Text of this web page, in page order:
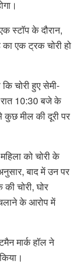
स्टॉप के दौरान,
का एक ट्रक चोरी हो
चोरी हुए सेमी-
रात 10:30 बजे के
कुछ मील की दूरी पर
को चोरी के
बाद में उन पर
चोरी, घोर
के आरोप में
मार्क हॉल ने